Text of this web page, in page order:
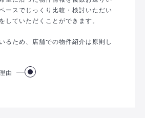
ースでじっくり比較・検討いただい
していただくことができます。
るため、店舗での物件紹介は原則し
由